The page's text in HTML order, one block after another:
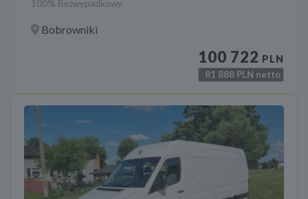
100% Bezwypadkowy
Bobrowniki
100 722 PLN
81 888 PLN netto